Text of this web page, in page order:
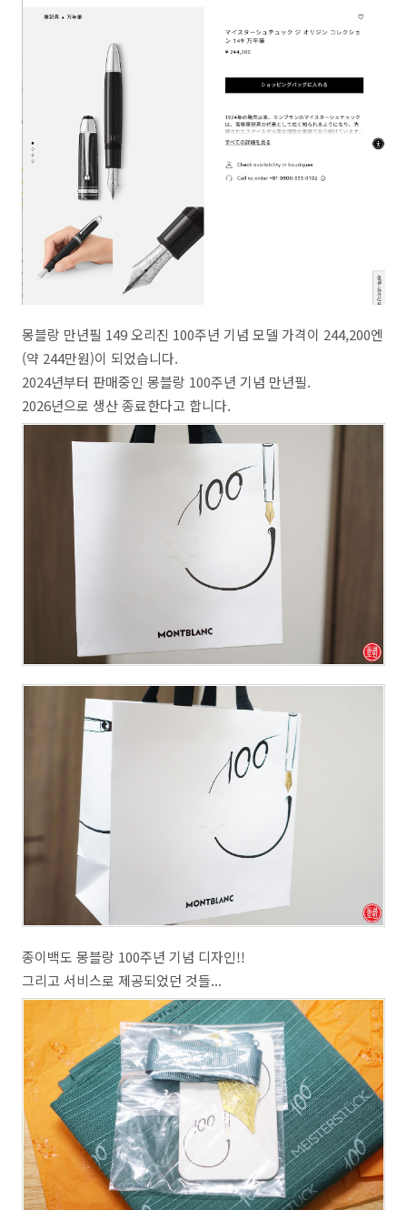
몽블랑 만년필 149 오리진 100주년 기념 모델 가격이 244,200엔
(약 244만원)이 되었습니다.
2024년부터 판매중인 몽블랑 100주년 기념 만년필.
2026년으로 생산 종료한다고 합니다.
종이백도 몽블랑 100주년 기념 디자인!!
그리고 서비스로 제공되었던 것들...